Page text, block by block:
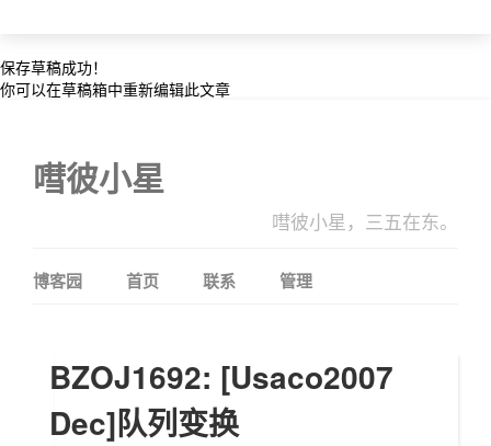
保存草稿成功！
你可以在草稿箱中重新编辑此文章
嘒彼小星
嘒彼小星，三五在东。
博客园 首页 联系 管理
BZOJ1692: [Usaco2007
Dec]队列变换